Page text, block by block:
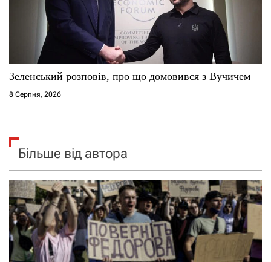
Зеленський розповів, про що домовився з Вучичем
8 Серпня, 2026
Більше від автора